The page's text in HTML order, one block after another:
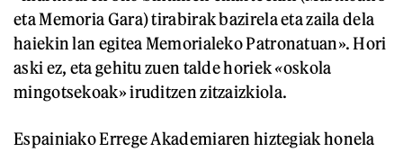
eta Memoria Gara) tirabirak bazirela eta zaila dela
haiekin lan egitea Memorialeko Patronatuan». Hori
aski ez, eta gehitu zuen talde horiek«oskola
mingotsekoak» iruditzen zitzaizkiola.
Espainiako Errege Akademiaren hiztegiak honela